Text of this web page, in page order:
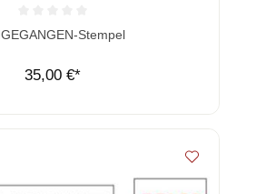
von 0 von 5 Sternen
Stempel
35,00 €*